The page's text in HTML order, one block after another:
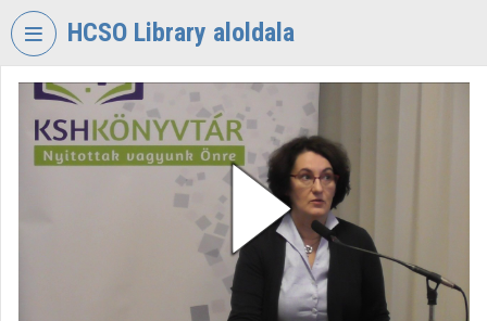
Skip header
HCSO Library aloldala
VIDEOTORIUM
HUNGARIAN